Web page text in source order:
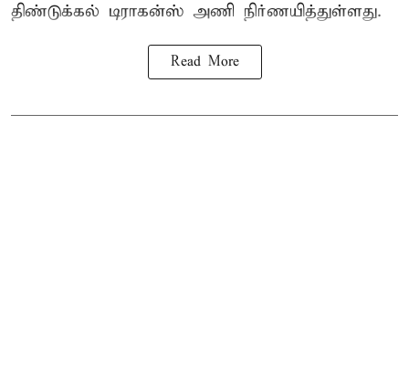
திண்டுக்கல் டிராகன்ஸ் அணி நிர்ணயித்துள்ளது.
Read More